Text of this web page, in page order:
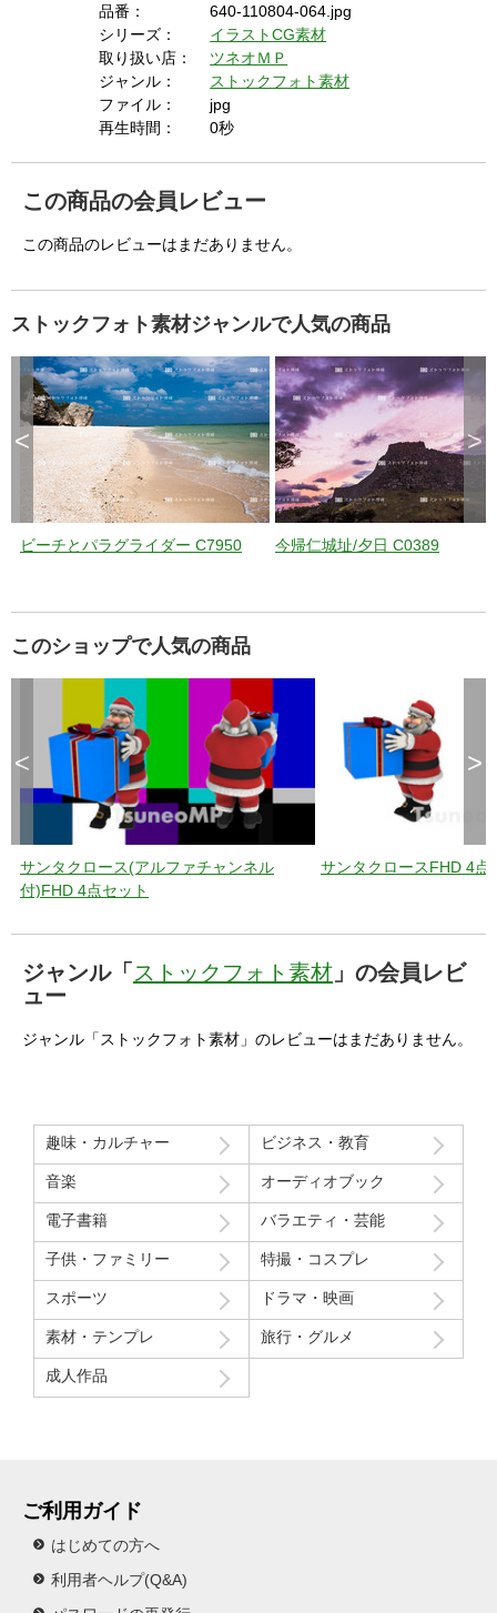
品番：
640-110804-064.jpg
シリーズ：
イラストCG素材
取り扱い店：
ツネオＭＰ
ジャンル：
ストックフォト素材
ファイル：
jpg
再生時間：
0秒
この商品の会員レビュー
この商品のレビューはまだありません。
ストックフォト素材ジャンルで人気の商品
ビーチとパラグライダー C7950 今帰仁城址/夕日 C0389
< >
このショップで人気の商品
サンタクロース(アルファチャンネル
付)FHD 4点セット
サンタクロースFHD 4点
< >
ジャンル「ストックフォト素材 」の会員レビ
ュー
ジャンル「ストックフォト素材」のレビューはまだありません。
趣味・カルチャー ビジネス・教育
音楽 オーディオブック
電子書籍 バラエティ・芸能
子供・ファミリー 特撮・コスプレ
スポーツ ドラマ・映画
素材・テンプレ 旅行・グルメ
成人作品
ご利用ガイド
はじめての方へ
利用者ヘルプ(Q&A)